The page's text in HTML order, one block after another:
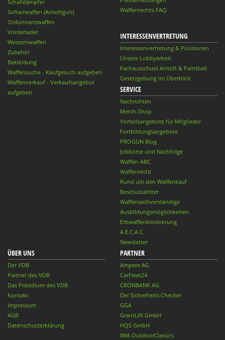
Schalldämpfer
Softairwaffen (Airsoftgun)
Ordonnanzwaffen
Vorderlader
Westernwaffen
Zubehör
Bekleidung
Waffensuche - Kaufgesuch aufgeben
Waffenverkauf - Verkaufsangebot
aufgeben
Waffenrechts-FAQ
INTERESSENVERTRETUNG
Interessenvertretung & Positionen
Unsere Lobbyarbeit
Fachausschuss Airsoft & Paintball
Gesetzgebung im Überblick
SERVICE
Nachrichten
Merch-Shop
Vorteilsangebote für Mitglieder
Fortbildungsangebote
PROGUN Blog
Jobbörse und Nachfolge
Waffen-ABC
Waffenrecht
Rund um den Waffenkauf
Beschussämter
Waffensachverständige
Ausbildungsmöglichkeiten
Erbwaffenblockierung
A.E.C.A.C.
Newsletter
ÜBER UNS
Der VDB
Partner des VDB
Das Präsidium des VDB
Kontakt
Impressum
AGB
Datenschutzerklärung
PARTNER
Ampere AG
CarFleet24
CRONBANK AG
Der Sicherheits-Checker
GGA
GrantLift GmbH
HQS GmbH
IWA OutdoorClassics